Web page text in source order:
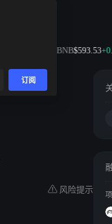
BNB$593.53
风险提示
订阅